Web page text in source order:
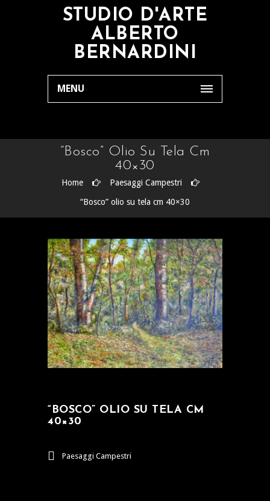
STUDIO D'ARTE
ALBERTO
BERNARDINI
MENU
“Bosco” Olio Su Tela Cm
40×30
Home
Paesaggi Campestri
“Bosco” olio su tela cm 40×30
“BOSCO” OLIO SU TELA CM
40×30
Paesaggi Campestri